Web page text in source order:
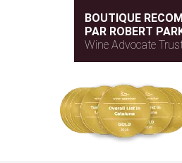
BOUTIQUE
PAR ROBERT
Wine Advocate